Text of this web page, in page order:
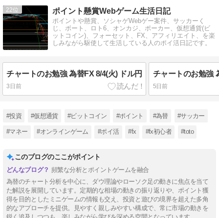
22 ポイント懸賞Webゲーム生活日記
ポイントや懸賞、ソシャゲWebゲー案件、サッカーく
じ、ボート、ロト6、オンカジ、ポーカー、仮想通貨(ビ
ットコイン)、フォーセット、FX、アフィリエイト、を楽
しみながら駆使して生活している人のポイ活日記です。
チャートのお勉強 為替FX 8/4(火) ドル円
3日前
チャートのお勉強
5日前
#投資 #仮想通貨 #ビットコイン #ポイント #為替 #サッカー
#マネー #オンラインゲーム #ポイ活 #fx #fx初心者 #toto
このブログのここがポイント
頻繁な分析とポイントゲームを融合
為替のチャート分析を中心に、ダウ理論やローソク足の動きに焦点を当て
た解説を展開しています。定期的な相場の動きの振り返りや、ポイント獲
得を目的としたミニゲームの情報も交え、投資と遊びの境界を超えた多角
的なアプローチを提供。見やすく親しみやすい構成で、常に市場の動きを